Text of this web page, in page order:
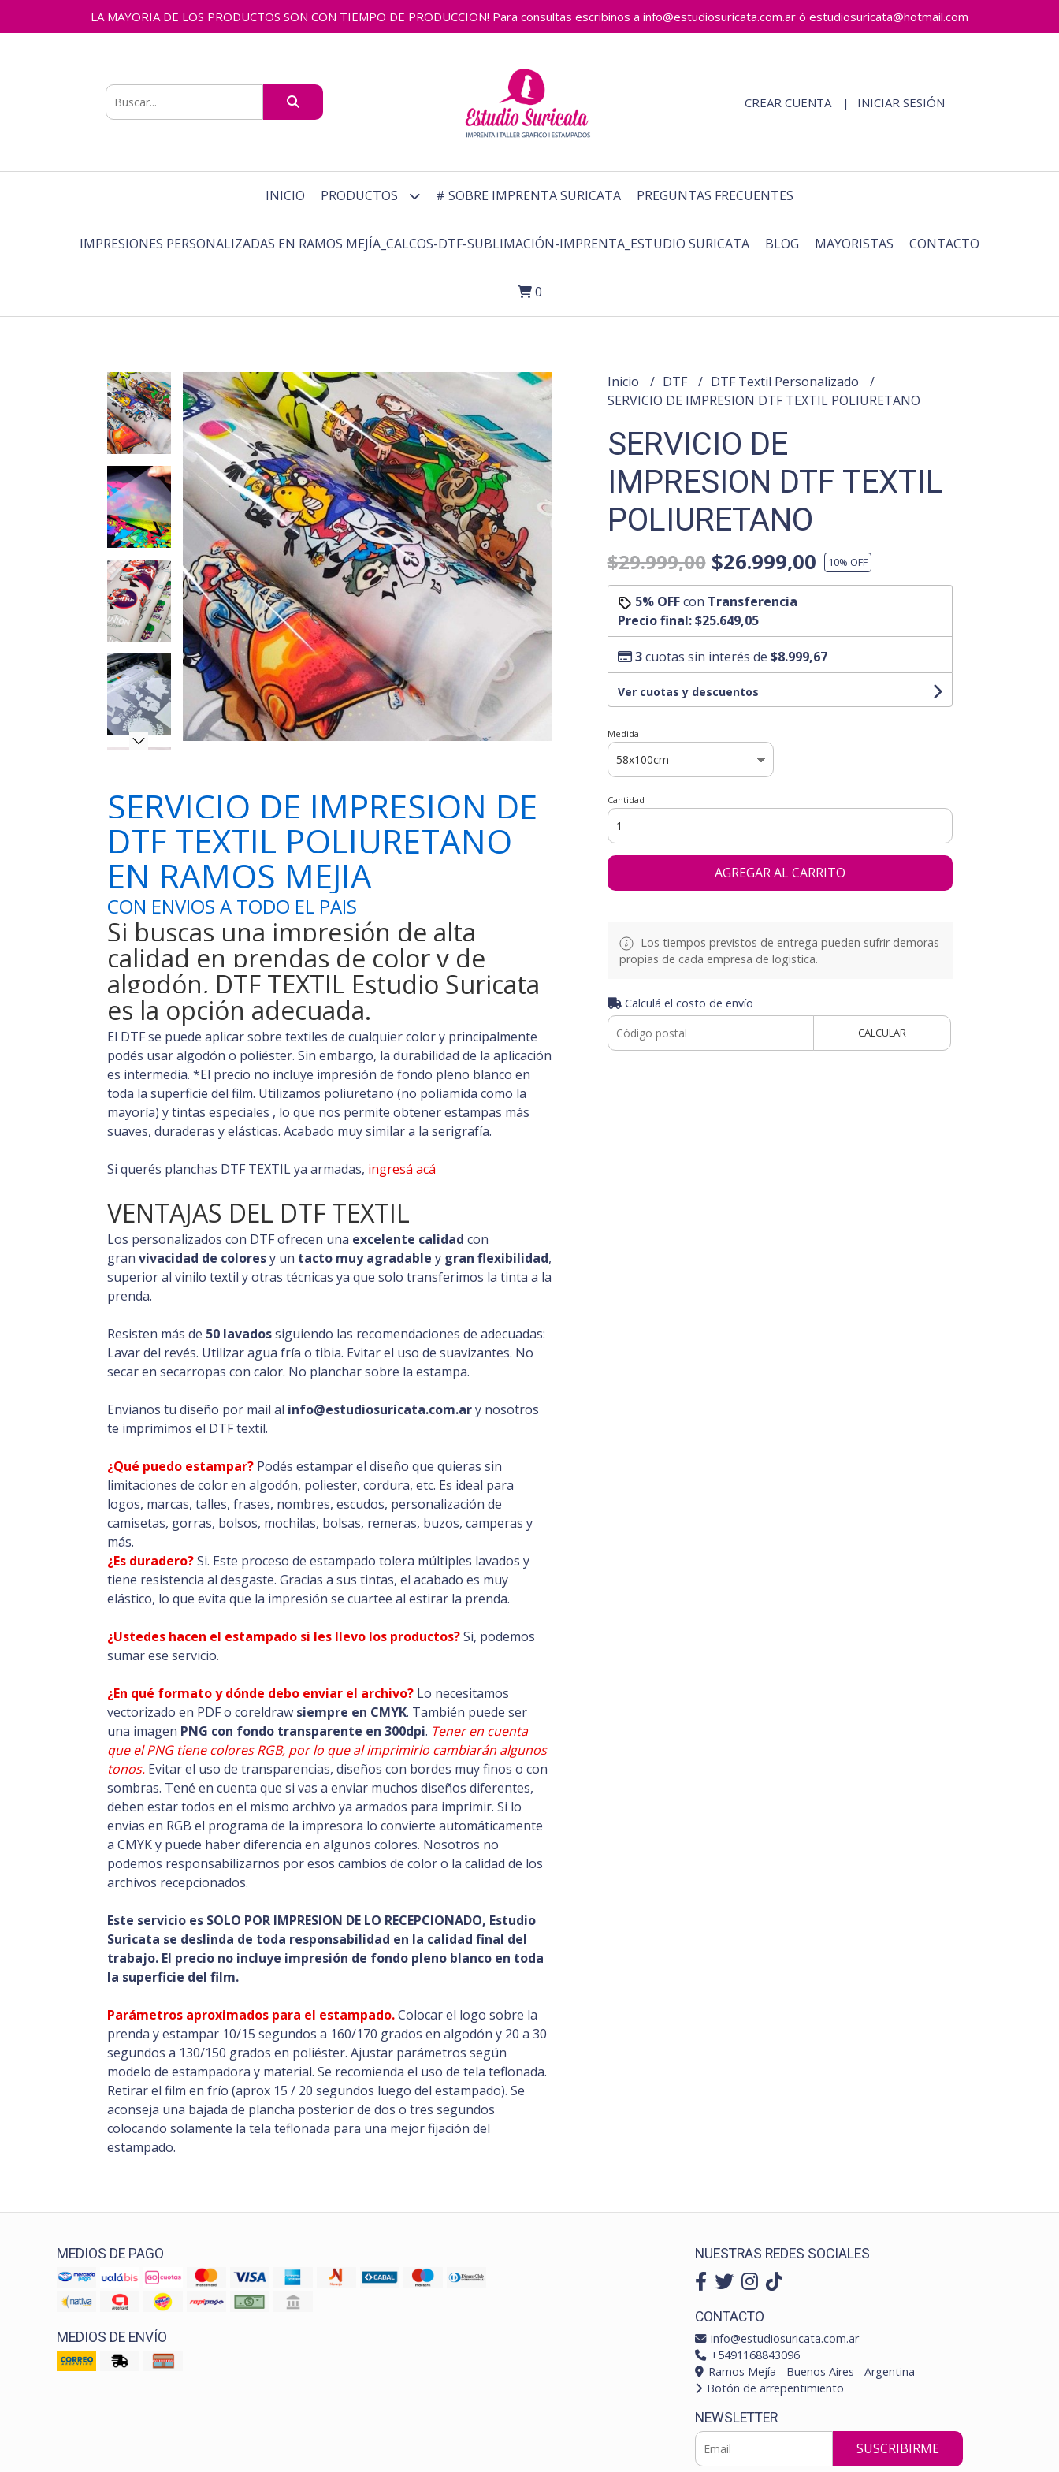
LA MAYORIA DE LOS PRODUCTOS SON CON TIEMPO DE PRODUCCION! Para consultas escribinos a info@estudiosuricata.com.ar ó estudiosuricata@hotmail.com
CREAR CUENTA INICIAR SESIÓN
INICIO PRODUCTOS # SOBRE IMPRENTA SURICATA PREGUNTAS FRECUENTES
IMPRESIONES PERSONALIZADAS EN RAMOS MEJÍA_CALCOS-DTF-SUBLIMACIÓN-IMPRENTA_ESTUDIO SURICATA BLOG MAYORISTAS CONTACTO
0
SERVICIO DE IMPRESION DE
DTF TEXTIL POLIURETANO
EN RAMOS MEJIA
CON ENVIOS A TODO EL PAIS
Si buscas una impresión de alta
calidad en prendas de color y de
algodón, DTF TEXTIL Estudio Suricata
es la opción adecuada.
El DTF se puede aplicar sobre textiles de cualquier color y principalmente
podés usar algodón o poliéster. Sin embargo, la durabilidad de la aplicación
es intermedia. *El precio no incluye impresión de fondo pleno blanco en
toda la superficie del film. Utilizamos poliuretano (no poliamida como la
mayoría) y tintas especiales , lo que nos permite obtener estampas más
suaves, duraderas y elásticas. Acabado muy similar a la serigrafía.
Si querés planchas DTF TEXTIL ya armadas, ingresá acá
VENTAJAS DEL DTF TEXTIL
Los personalizados con DTF ofrecen una excelente calidad con
gran vivacidad de coloresy un tacto muy agradable ygran flexibilidad,
superior al vinilo textil y otras técnicas ya que solo transferimos la tinta a la
prenda.
Resisten más de 50 lavadossiguiendo las recomendaciones de adecuadas:
Lavar del revés. Utilizar agua fría o tibia. Evitar el uso de suavizantes. No
secar en secarropas con calor. No planchar sobre la estampa.
Envianos tu diseño por mail al info@estudiosuricata.com.ary nosotros
te imprimimos el DTF textil.
¿Qué puedo estampar?Podés estampar el diseño que quieras sin
limitaciones de color en algodón, poliester, cordura, etc. Es ideal para
logos, marcas, talles, frases, nombres, escudos, personalización de
camisetas, gorras, bolsos, mochilas, bolsas, remeras, buzos, camperas y
más.
¿Es duradero?Si. Este proceso de estampado tolera múltiples lavados y
tiene resistencia al desgaste. Gracias a sus tintas, el acabado es muy
elástico, lo que evita que la impresión se cuartee al estirar la prenda.
¿Ustedes hacen el estampado si les llevo los productos?Si, podemos
sumar ese servicio.
¿En qué formato y dónde debo enviar el archivo?Lo necesitamos
vectorizado en PDF o coreldraw siempre en CMYK. También puede ser
una imagen PNG con fondo transparente en 300dpi. Tener en cuenta
que el PNG tiene colores RGB, por lo que al imprimirlo cambiarán algunos
tonos.Evitar el uso de transparencias, diseños con bordes muy finos o con
sombras. Tené en cuenta que si vas a enviar muchos diseños diferentes,
deben estar todos en el mismo archivo ya armados para imprimir. Si lo
envias en RGB el programa de la impresora lo convierte automáticamente
a CMYK y puede haber diferencia en algunos colores. Nosotros no
podemos responsabilizarnos por esos cambios de color o la calidad de los
archivos recepcionados.
Este servicio es SOLO POR IMPRESION DE LO RECEPCIONADO, Estudio
Suricata se deslinda de toda responsabilidad en la calidad final del
trabajo. El precio no incluye impresión de fondo pleno blanco en toda
la superficie del film.
Parámetros aproximados para el estampado.Colocar el logo sobre la
prenda y estampar 10/15 segundos a 160/170 grados en algodón y 20 a 30
segundos a 130/150 grados en poliéster. Ajustar parámetros según
modelo de estampadora y material. Se recomienda el uso de tela teflonada.
Retirar el film en frío (aprox 15 / 20 segundos luego del estampado). Se
aconseja una bajada de plancha posterior de dos o tres segundos
colocando solamente la tela teflonada para una mejor fijación del
estampado.
Inicio DTF
DTF Textil Personalizado
SERVICIO DE IMPRESION DTF TEXTIL POLIURETANO
SERVICIO DE
IMPRESION DTF TEXTIL
POLIURETANO
$29.999,00$26.999,00 10% OFF
5% OFFcon Transferencia
Precio final:$25.649,05
3cuotas sin interés de $8.999,67
Ver cuotas y descuentos
Medida
Cantidad
AGREGAR AL CARRITO
Los tiempos previstos de entrega pueden sufrir demoras
propias de cada empresa de logistica.
Calculá el costo de envío
CALCULAR
MEDIOS DE PAGO
MEDIOS DE ENVÍO
NUESTRAS REDES SOCIALES
CONTACTO
info@estudiosuricata.com.ar
+5491168843096
Ramos Mejía - Buenos Aires - Argentina
Botón de arrepentimiento
NEWSLETTER
SUSCRIBIRME